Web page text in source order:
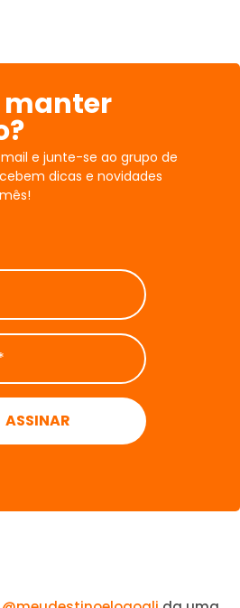
manter
e junte-se ao grupo de
dicas e novidades